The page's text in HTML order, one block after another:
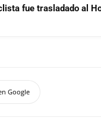
fue trasladado al
Google